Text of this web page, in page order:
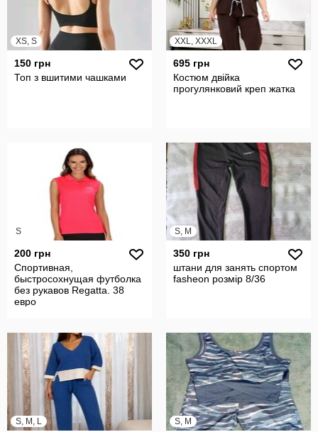
XS, S
150 грн
Топ з вшитими чашками
XXL, XXXL
695 грн
Костюм двійка
прогулянковий креп жатка
S
200 грн
Спортивная,
быстросохнущая футболка
без рукавов Regatta. 38
евро
S, M
350 грн
штани для занять спортом
fashеon розмір 8/36
S, M, L S, M